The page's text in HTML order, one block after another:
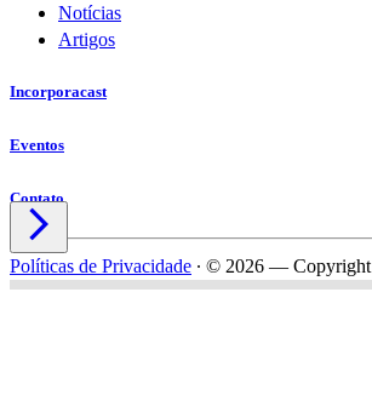
Notícias
Artigos
Incorporacast
Eventos
Contato

Políticas de Privacidade ∙ © 2026 — Copyright